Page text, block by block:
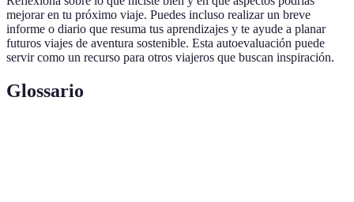
mejorar en tu próximo viaje. Puedes incluso realizar un breve
informe o diario que resuma tus aprendizajes y te ayude a planar
futuros viajes de aventura sostenible. Esta autoevaluación puede
servir como un recurso para otros viajeros que buscan inspiración.
Glossario